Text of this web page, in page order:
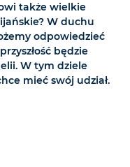
także wielkie
W duchu
odpowiedzieć
będzie
W tym dziele
mieć swój udział.